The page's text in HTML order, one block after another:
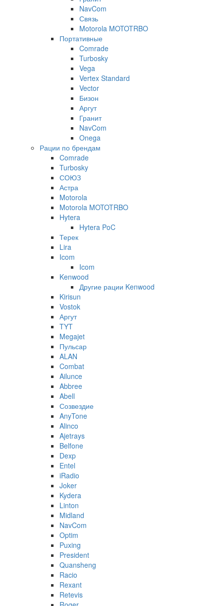
NavCom
Связь
Motorola MOTOTRBO
Портативные
Comrade
Turbosky
Vega
Vertex Standard
Vector
Бизон
Аргут
Гранит
NavCom
Onega
Рации по брендам
Comrade
Turbosky
СОЮЗ
Астра
Motorola
Motorola MOTOTRBO
Hytera
Hytera PoC
Терек
Lira
Icom
Icom
Kenwood
Другие рации Kenwood
Kirisun
Vostok
Аргут
TYT
Megajet
Пульсар
ALAN
Combat
Ailunce
Abbree
Abell
Созвездие
AnyTone
Alinco
Ajetrays
Belfone
Dexp
Entel
iRadio
Joker
Kydera
Linton
Midland
NavCom
Optim
Puxing
President
Quansheng
Racio
Rexant
Retevis